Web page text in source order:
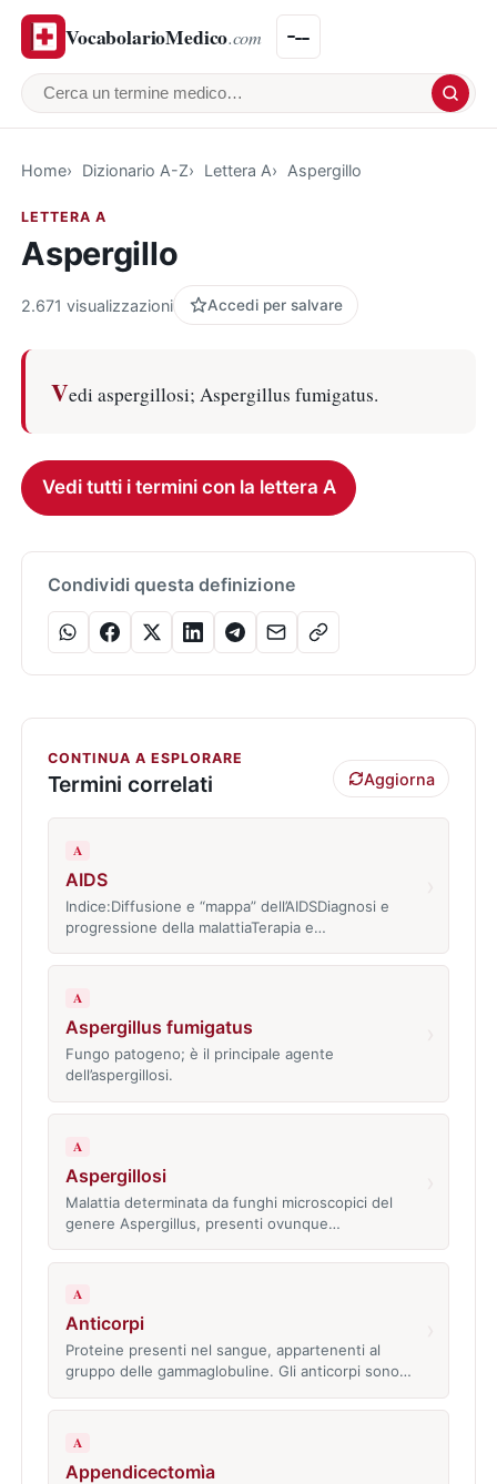
VocabolarioMedico.com
Cerca un termine medico
Home Dizionario A-Z Lettera A Aspergillo
LETTERA A
Aspergillo
2.671 visualizzazioni Accedi per salvare
Vedi aspergillosi; Aspergillus fumigatus.
Vedi tutti i termini con la lettera A
Condividi questa definizione
CONTINUA A ESPLORARE
Termini correlati Aggiorna
A
AIDS
Indice:Diffusione e “mappa” dell’AIDSDiagnosi e
progressione della malattiaTerapia e…
A
Aspergillus fumigatus
Fungo patogeno; è il principale agente
dell’aspergillosi.
A
Aspergillosi
Malattia determinata da funghi microscopici del
genere Aspergillus, presenti ovunque…
A
Anticorpi
Proteine presenti nel sangue, appartenenti al
gruppo delle gammaglobuline. Gli anticorpi sono…
A
Appendicectomìa